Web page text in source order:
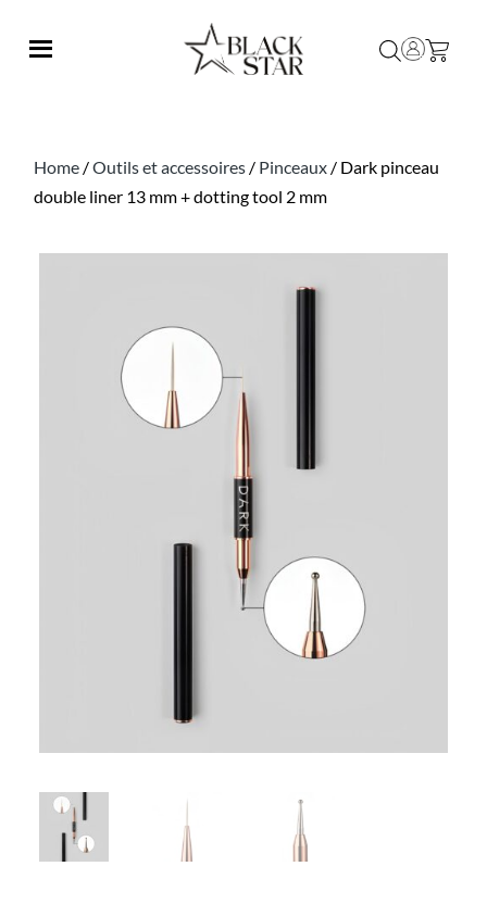
Home /Outils et accessoires / Pinceaux / Dark pinceau
double liner 13 mm + dotting tool 2 mm